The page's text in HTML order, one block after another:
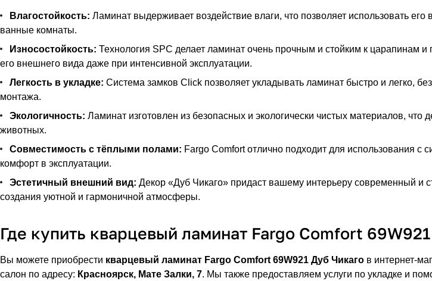
Влагостойкость: Ламинат выдерживает воздействие влаги, что позволяет использовать
ванные комнаты.
Износостойкость: Технология SPC делает ламинат очень прочным и стойким к царапинам и
его внешнего вида даже при интенсивной эксплуатации.
Легкость в укладке: Система замков Click позволяет укладывать ламинат быстро и легко,
монтажа.
Экологичность: Ламинат изготовлен из безопасных и экологически чистых материалов,
животных.
Совместимость с тёплыми полами: Fargo Comfort отлично подходит для использования с
комфорт в эксплуатации.
Эстетичный внешний вид: Декор «Дуб Чикаго» придаст вашему интерьеру современный и
создания уютной и гармоничной атмосферы.
Где купить кварцевый ламинат Fargo Comfort
Вы можете приобрести кварцевый ламинат Fargo Comfort 69W921 Дуб Чикаго в интернет-
салон по адресу: Красноярск, Мате Залки, 7. Мы также предоставляем услуги по укладке и